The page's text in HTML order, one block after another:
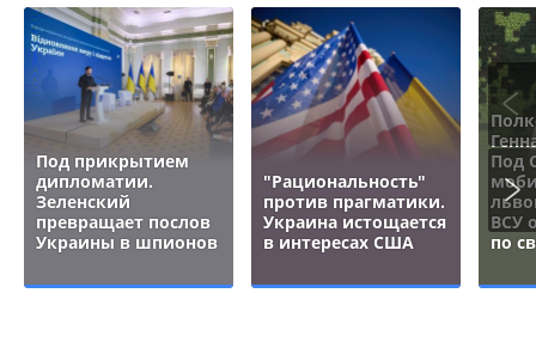
Под прикрытием
дипломатии.
Зеленский
превращает послов
Украины в шпионов
"Рациональность"
против прагматики.
Украина истощается
в интересах США
Под
ВСУ
по